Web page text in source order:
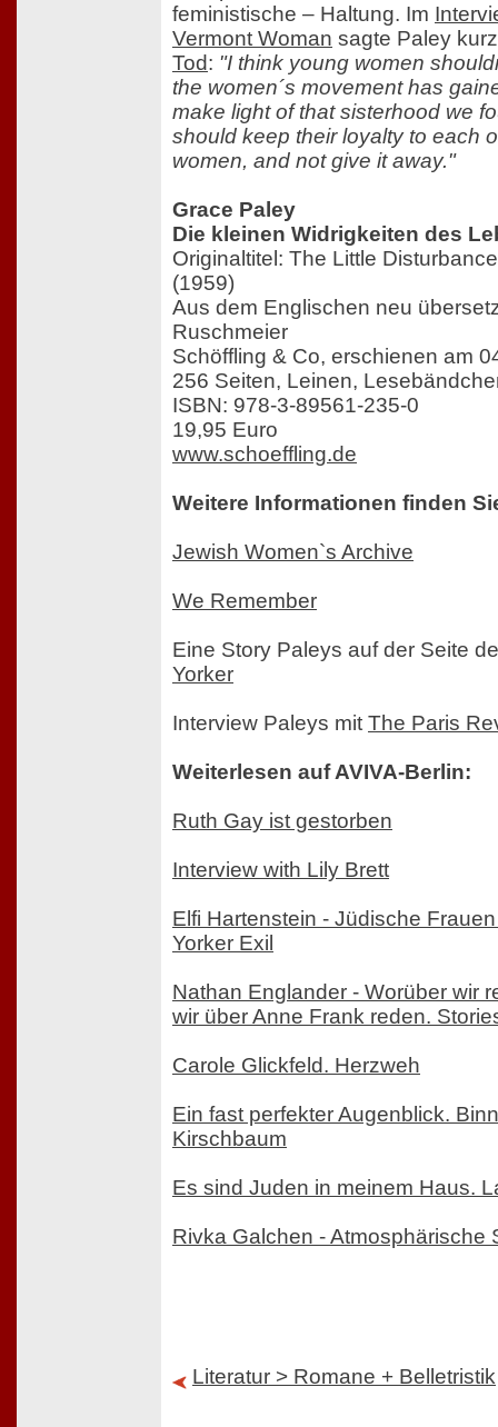
feministische – Haltung. Im
Vermont Woman sagte Paley
Tod: "I think young women
the women´s movement has
make light of that sisterhood we
should keep their loyalty to each
women, and not give it away."
Grace Paley
Die kleinen Widrigkeiten des
Originaltitel: The Little
(1959)
Aus dem Englischen neu
Ruschmeier
Schöffling & Co, erschienen am
256 Seiten, Leinen,
ISBN: 978-3-89561-235-0
19,95 Euro
www.schoeffling.de
Weitere Informationen finden
Jewish Women`s Archive
We Remember
Eine Story Paleys auf der Seite
Yorker
Interview Paleys mit The Paris
Weiterlesen auf AVIVA-Berlin:
Ruth Gay ist gestorben
Interview with Lily Brett
Elfi Hartenstein - Jüdische
Yorker Exil
Nathan Englander - Worüber wir
wir über Anne Frank reden.
Carole Glickfeld. Herzweh
Ein fast perfekter Augenblick.
Kirschbaum
Es sind Juden in meinem Haus.
Rivka Galchen - Atmosphärische
Literatur > Romane + Belletristik